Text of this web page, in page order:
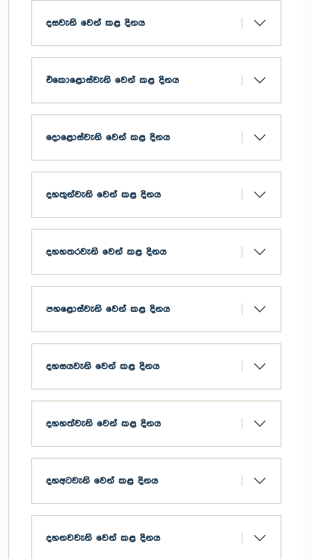
දසවැනි වෙන් කළ දිනය
එකොළොස්වැනි වෙන් කළ දිනය
දොළොස්වැනි වෙන් කළ දිනය
දහතුන්වැනි වෙන් කළ දිනය
දහහතරවැනි වෙන් කළ දිනය
පහළොස්වැනි වෙන් කළ දිනය
දහසයවැනි වෙන් කළ දිනය
දහහත්වැනි වෙන් කළ දිනය
දහඅටවැනි වෙන් කළ දිනය
දහනවවැනි වෙන් කළ දිනය